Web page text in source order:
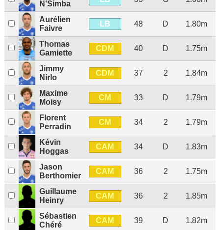
N'Simba
Aurélien
Faivre
LB 48 D 1.80m
Thomas
Gamiette
CDM 40 D 1.75m
Jimmy
Nirlo
CDM 37 2 1.84m
Maxime
Moisy
CM 33 D 1.79m
Florent
Perradin
CM 34 2 1.79m
Kévin
Hoggas
CAM 34 D 1.83m
Jason
Berthomier
CAM 36 2 1.75m
Guillaume
Heinry
CAM 36 2 1.85m
Sébastien
Chéré
CAM 39 D 1.82m